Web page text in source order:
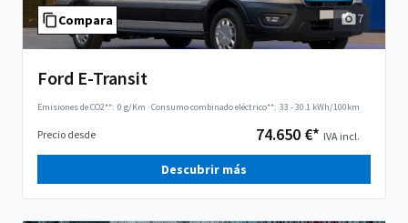
Compara 7
Ford E-Transit
Emisiones de CO2**: 0 g/Km ·Consumo combinado eléctrico**: 33 - 30.1 kWh/100km
Precio desde 74.650 €* IVA incl.
Descubrir más